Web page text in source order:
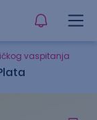
vaspitanja